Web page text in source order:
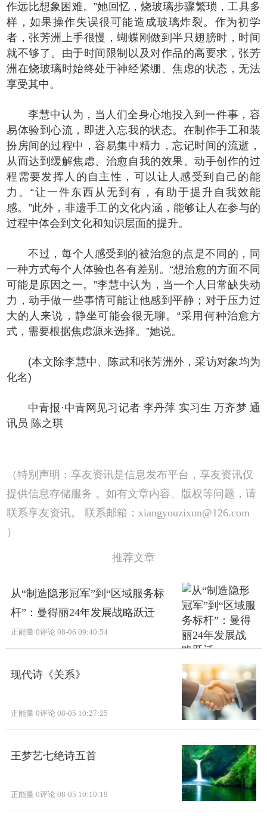
作远比想象困难。”她回忆，烧玻璃步骤繁琐，工具多
样，如果操作失误很可能造成玻璃炸裂。作为初学
者，张芳洲上手很慢，蝴蝶刚做到半只翅膀时，时间
就不够了。由于时间限制以及对作品的高要求，张芳
洲在烧玻璃时始终处于神经紧绷、焦虑的状态，无法
享受其中。
李慧中认为，当人们全身心地投入到一件事，容
易体验到心流，即进入忘我的状态。在制作手工和装
扮房间的过程中，容易集中精力，忘记时间的流逝，
从而达到缓解焦虑、治愈自我的效果。动手创作的过
程需要发挥人的自主性，可以让人感受到自己的能
力。“让一件东西从无到有，有助于提升自我效能
感。”此外，非遗手工的文化内涵，能够让人在参与的
过程中体会到文化和知识层面的提升。
不过，每个人感受到的被治愈的点是不同的，同
一种方式每个人体验也各有差别。“想治愈的方面不同
可能是原因之一。”李慧中认为，当一个人日常缺失动
力，动手做一些事情可能让他感到平静；对于压力过
大的人来说，静坐可能会很无聊。“采用何种治愈方
式，需要根据焦虑源来选择。”她说。
(本文除李慧中、陈武和张芳洲外，采访对象均为
化名)
中青报·中青网见习记者 李丹萍 实习生 万齐梦 通
讯员 陈之琪
（特别声明：享友资讯是信息发布平台，享友资讯仅
提供信息存储服务 。如有文章内容、版权等问题，请
联系享友资讯。 联系邮箱：xiangyouzixun@126.com
）
推荐文章
从“制造隐形冠军”到“区域服务标
杆”：曼得丽24年发展战略跃迁
正能量 0评论 08-06 09:40:54
现代诗《关系》
正能量 0评论 08-05 10:27:25
王梦艺七绝诗五首
正能量 0评论 08-05 10:10:19